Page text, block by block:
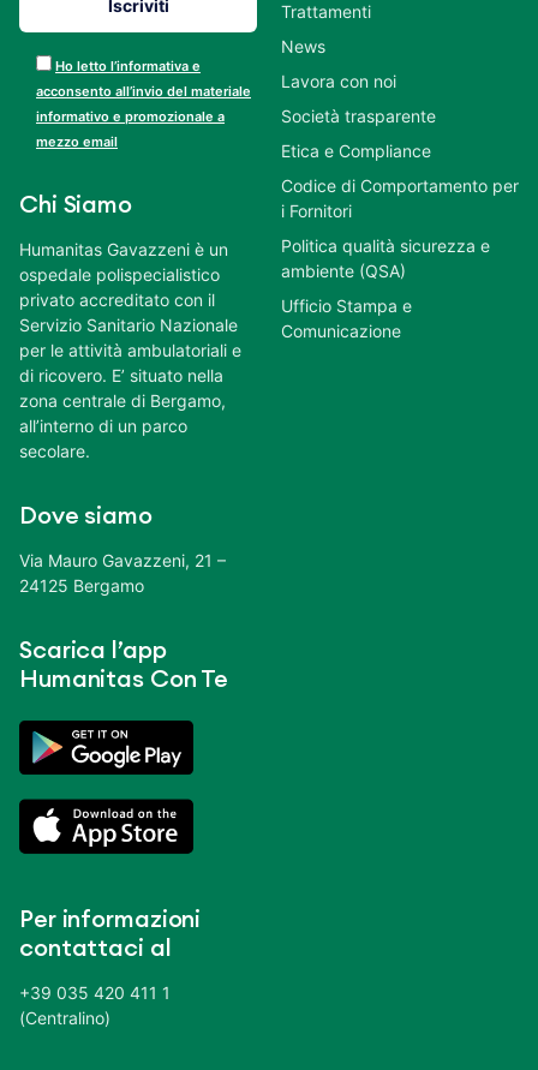
Ho letto l’informativa e
acconsento all’invio del materiale
informativo e promozionale a
mezzo email
Chi Siamo
Humanitas Gavazzeni è un
ospedale polispecialistico
privato accreditato con il
Servizio Sanitario Nazionale
per le attività ambulatoriali e
di ricovero. E’ situato nella
zona centrale di Bergamo,
all’interno di un parco
secolare.
Dove siamo
Via Mauro Gavazzeni, 21 –
24125 Bergamo
Scarica l’app
Humanitas Con Te
Per informazioni
contattaci al
+39 035 420 411 1
(Centralino)
Trattamenti
News
Lavora con noi
Società trasparente
Etica e Compliance
Codice di Comportamento per
i Fornitori
Politica qualità sicurezza e
ambiente (QSA)
Ufficio Stampa e
Comunicazione